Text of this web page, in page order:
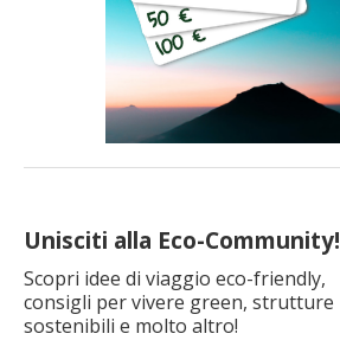
Unisciti alla Eco-Community!
Scopri idee di viaggio eco-friendly,
consigli per vivere green, strutture
sostenibili e molto altro!